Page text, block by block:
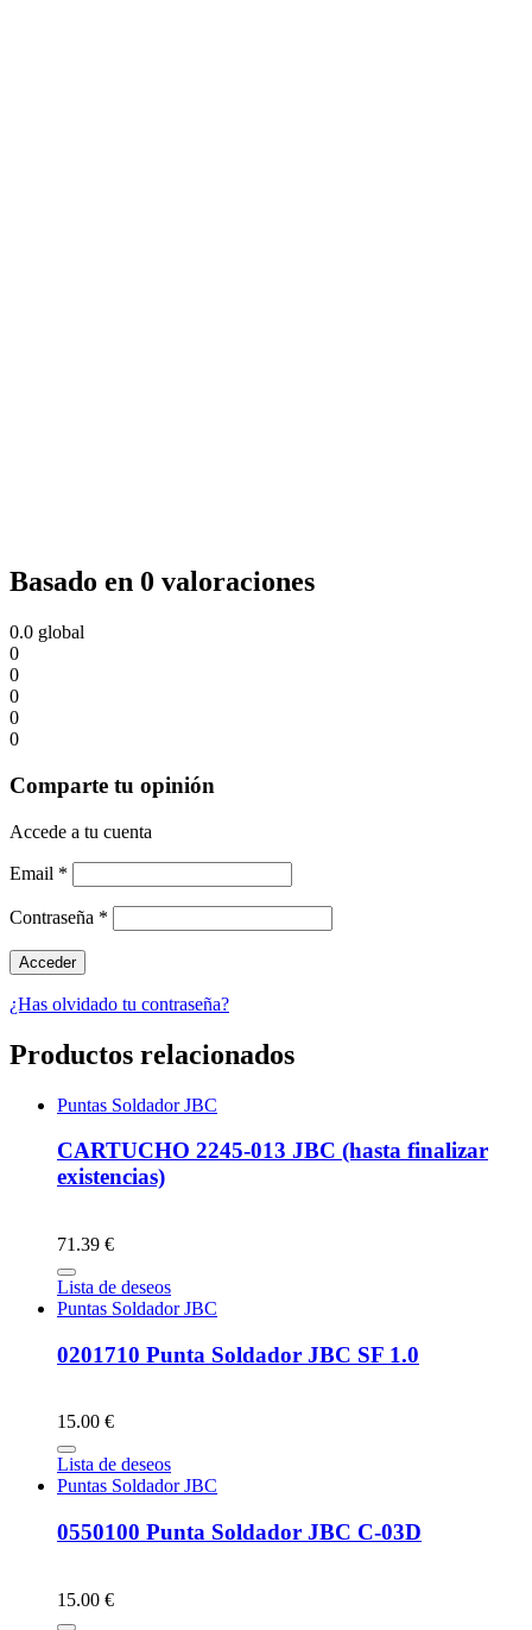
Basado en 0 valoraciones
0.0 global
0
0
0
0
0
Comparte tu opinión
Accede a tu cuenta
Email *
Contraseña *
¿Has olvidado tu contraseña?
Productos relacionados
Puntas Soldador JBC
CARTUCHO 2245-013 JBC (hasta finalizar
existencias)
71.39 €
Lista de deseos
Puntas Soldador JBC
0201710 Punta Soldador JBC SF 1.0
15.00 €
Lista de deseos
Puntas Soldador JBC
0550100 Punta Soldador JBC C-03D
15.00 €